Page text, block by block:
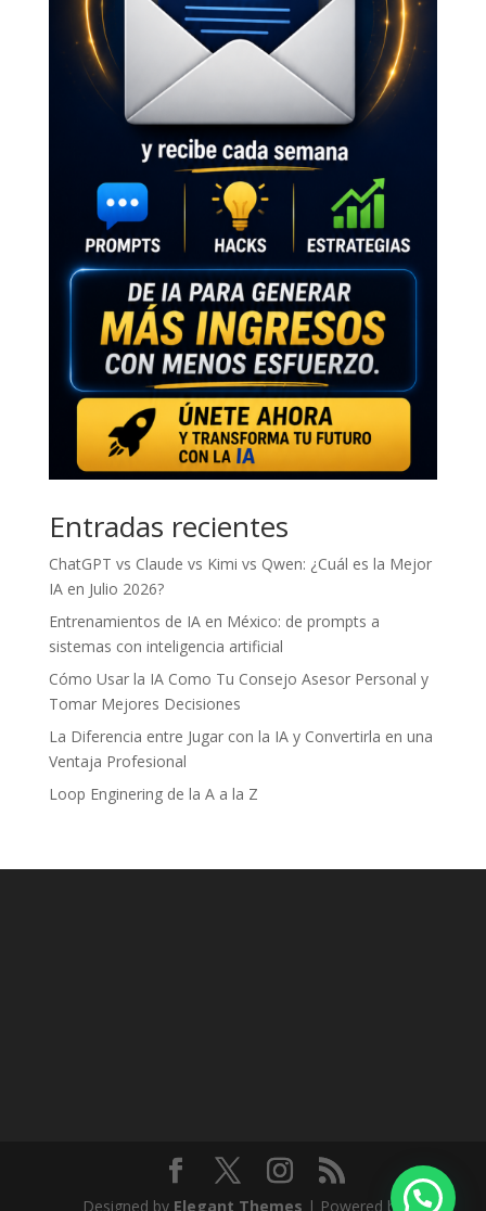
Entradas recientes
ChatGPT vs Claude vs Kimi vs Qwen: ¿Cuál es la Mejor
IA en Julio 2026?
Entrenamientos de IA en México: de prompts a
sistemas con inteligencia artificial
Cómo Usar la IA Como Tu Consejo Asesor Personal y
Tomar Mejores Decisiones
La Diferencia entre Jugar con la IA y Convertirla en una
Ventaja Profesional
Loop Enginering de la A a la Z
Designed by Elegant Themes | Powered by